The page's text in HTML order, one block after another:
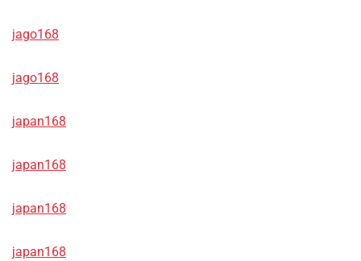
jago168
jago168
japan168
japan168
japan168
japan168